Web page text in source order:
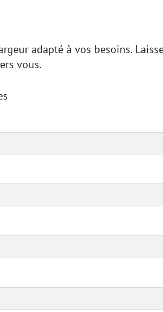
adapté à vos besoins.
vous.